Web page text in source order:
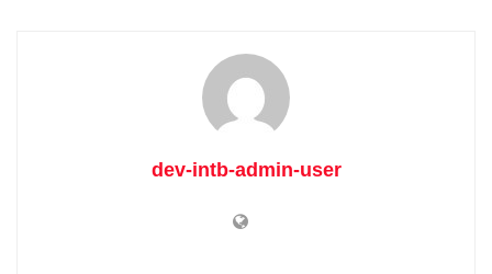
dev-intb-admin-user